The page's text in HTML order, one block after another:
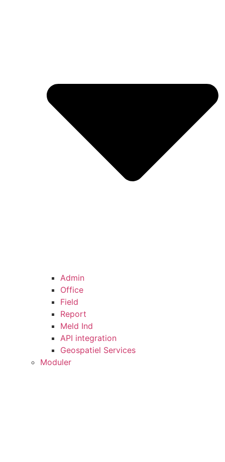
Admin
Office
Field
Report
Meld Ind
API integration
Geospatiel Services
Moduler